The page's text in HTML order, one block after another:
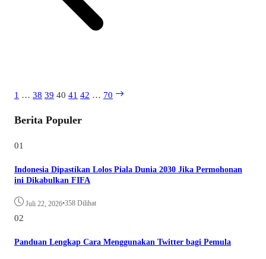
1 … 38 39 40 41 42 … 70
Berita Populer
01
Indonesia Dipastikan Lolos Piala Dunia 2030 Jika Permohonan
ini Dikabulkan FIFA
Juli 22, 2026•358 Dilihat
02
Panduan Lengkap Cara Menggunakan Twitter bagi Pemula